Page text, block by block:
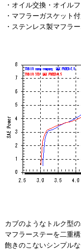
・オイル交換・オイル
・マフラーガスケット
・ステンレス製マフラ
カブのようなトルク型
マフラーステーを二重
飽きのこないシンプル